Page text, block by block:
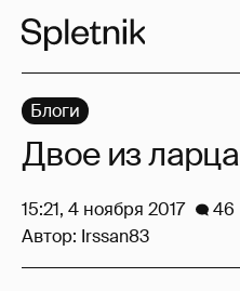
Блоги
Двое из ларца
15:21, 4 ноября 2017
46
Автор: Irssan83